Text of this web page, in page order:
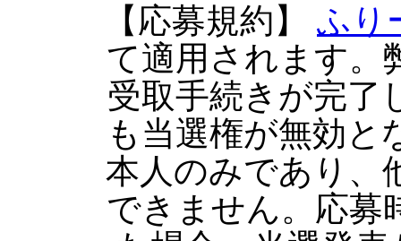
【応募規約】 ふり
て適用されます。
受取手続きが完了
も当選権が無効と
本人のみであり、
できません。応募